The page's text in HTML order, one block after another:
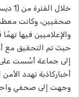
صحفيين، وكانت
والإعلاميين فيها
حيث تم التحقيق مع
إلى جماعة أسُست على
أخباركاذبة تهدد
وجهت إلى صحفي